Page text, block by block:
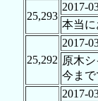
25,293
2017-
本当に
25,292
2017-
原木
今まで
2017-